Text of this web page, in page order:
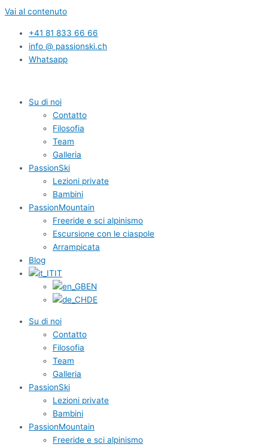
Vai al contenuto
+41 81 833 66 66
info @ passionski.ch
Whatsapp
Su di noi
Contatto
Filosofia
Team
Galleria
PassionSki
Lezioni private
Bambini
PassionMountain
Freeride e sci alpinismo
Escursione con le ciaspole
Arrampicata
Blog
IT
EN
DE
Su di noi
Contatto
Filosofia
Team
Galleria
PassionSki
Lezioni private
Bambini
PassionMountain
Freeride e sci alpinismo